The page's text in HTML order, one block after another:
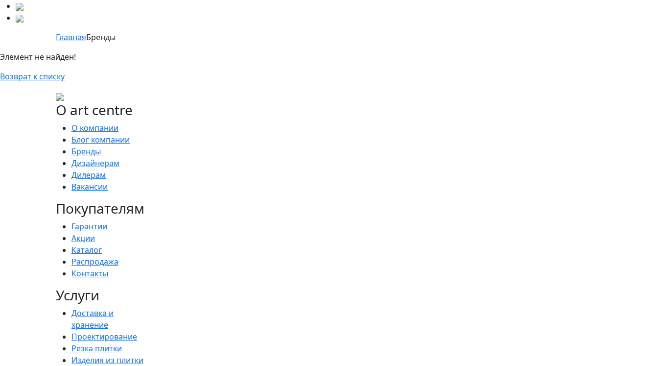
ГлавнаяБренды
Элемент не найден!
Возврат к списку
О art centre
О компании
Блог компании
Бренды
Дизайнерам
Дилерам
Вакансии
Покупателям
Гарантии
Акции
Каталог
Распродажа
Контакты
Услуги
Доставка и
хранение
Проектирование
Резка плитки
Изделия из плитки